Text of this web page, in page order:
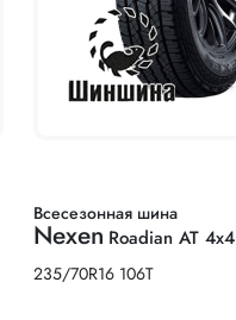
Всесезонная шина
Nexen Roadian AT 4x4
235/70R16 106T